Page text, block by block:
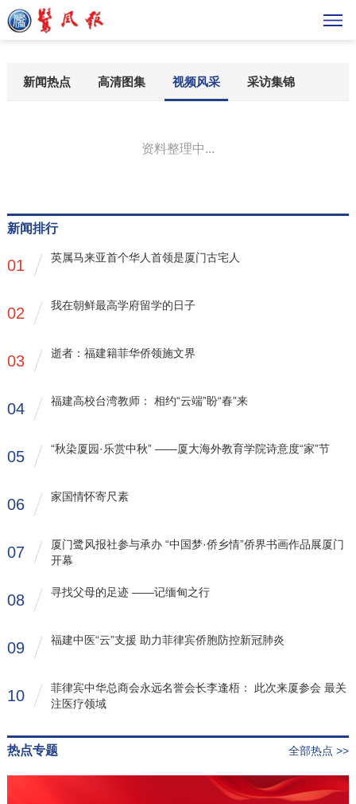
新闻热点 高清图集 视频风采 采访集锦
资料整理中...
新闻排行
01 英属马来亚首个华人首领是厦门古宅人
02 我在朝鲜最高学府留学的日子
03 逝者：福建籍菲华侨领施文界
04 福建高校台湾教师： 相约“云端”盼“春”来
05 “秋染厦园·乐赏中秋” ——厦大海外教育学院诗意度“家”节
06 家国情怀寄尺素
07
厦门鹭风报社参与承办 “中国梦·侨乡情”侨界书画作品展厦门
开幕
08 寻找父母的足迹 ——记缅甸之行
09 福建中医“云”支援 助力菲律宾侨胞防控新冠肺炎
10
菲律宾中华总商会永远名誉会长李逢梧： 此次来厦参会 最关
注医疗领域
热点专题 全部热点 >>